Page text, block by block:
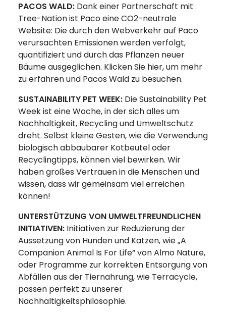
PACOS WALD: Dank einer Partnerschaft mit
Tree-Nation ist Paco eine CO2-neutrale
Website: Die durch den Webverkehr auf Paco
verursachten Emissionen werden verfolgt,
quantifiziert und durch das Pflanzen neuer
Bäume ausgeglichen. Klicken Sie hier, um mehr
zu erfahren und Pacos Wald zu besuchen.
SUSTAINABILITY PET WEEK: Die Sustainability Pet
Week ist eine Woche, in der sich alles um
Nachhaltigkeit, Recycling und Umweltschutz
dreht. Selbst kleine Gesten, wie die Verwendung
biologisch abbaubarer Kotbeutel oder
Recyclingtipps, können viel bewirken. Wir
haben großes Vertrauen in die Menschen und
wissen, dass wir gemeinsam viel erreichen
können!
UNTERSTÜTZUNG VON UMWELTFREUNDLICHEN
INITIATIVEN: Initiativen zur Reduzierung der
Aussetzung von Hunden und Katzen, wie „A
Companion Animal Is For Life“ von Almo Nature,
oder Programme zur korrekten Entsorgung von
Abfällen aus der Tiernahrung, wie Terracycle,
passen perfekt zu unserer
Nachhaltigkeitsphilosophie.